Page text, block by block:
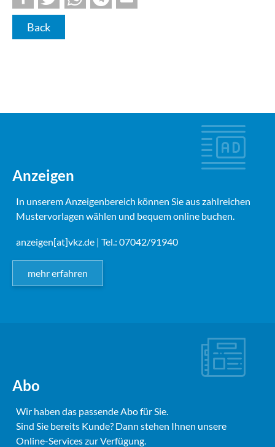
Back
Anzeigen
In unserem Anzeigenbereich können Sie aus zahlreichen
Mustervorlagen wählen und bequem online buchen.
anzeigen[at]vkz.de | Tel.: 07042/91940
mehr erfahren
Abo
Wir haben das passende Abo für Sie.
Sind Sie bereits Kunde? Dann stehen Ihnen unsere
Online-Services zur Verfügung.